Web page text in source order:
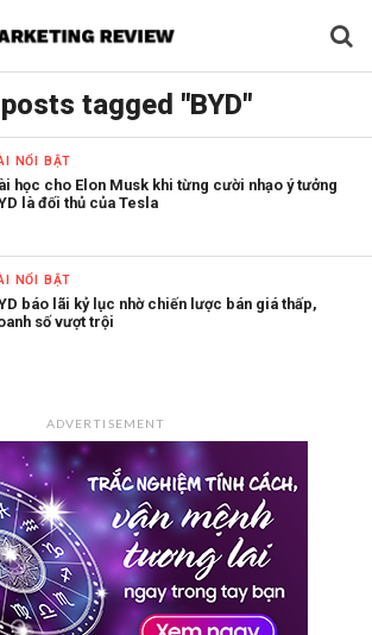
tagged "BYD"
NỔI BẬT
học cho Elon Musk khi từng cười nhạo ý tưởng
là đối thủ của Tesla
NỔI BẬT
báo lãi kỷ lục nhờ chiến lược bán giá thấp,
số vượt trội
ADVERTISEMENT